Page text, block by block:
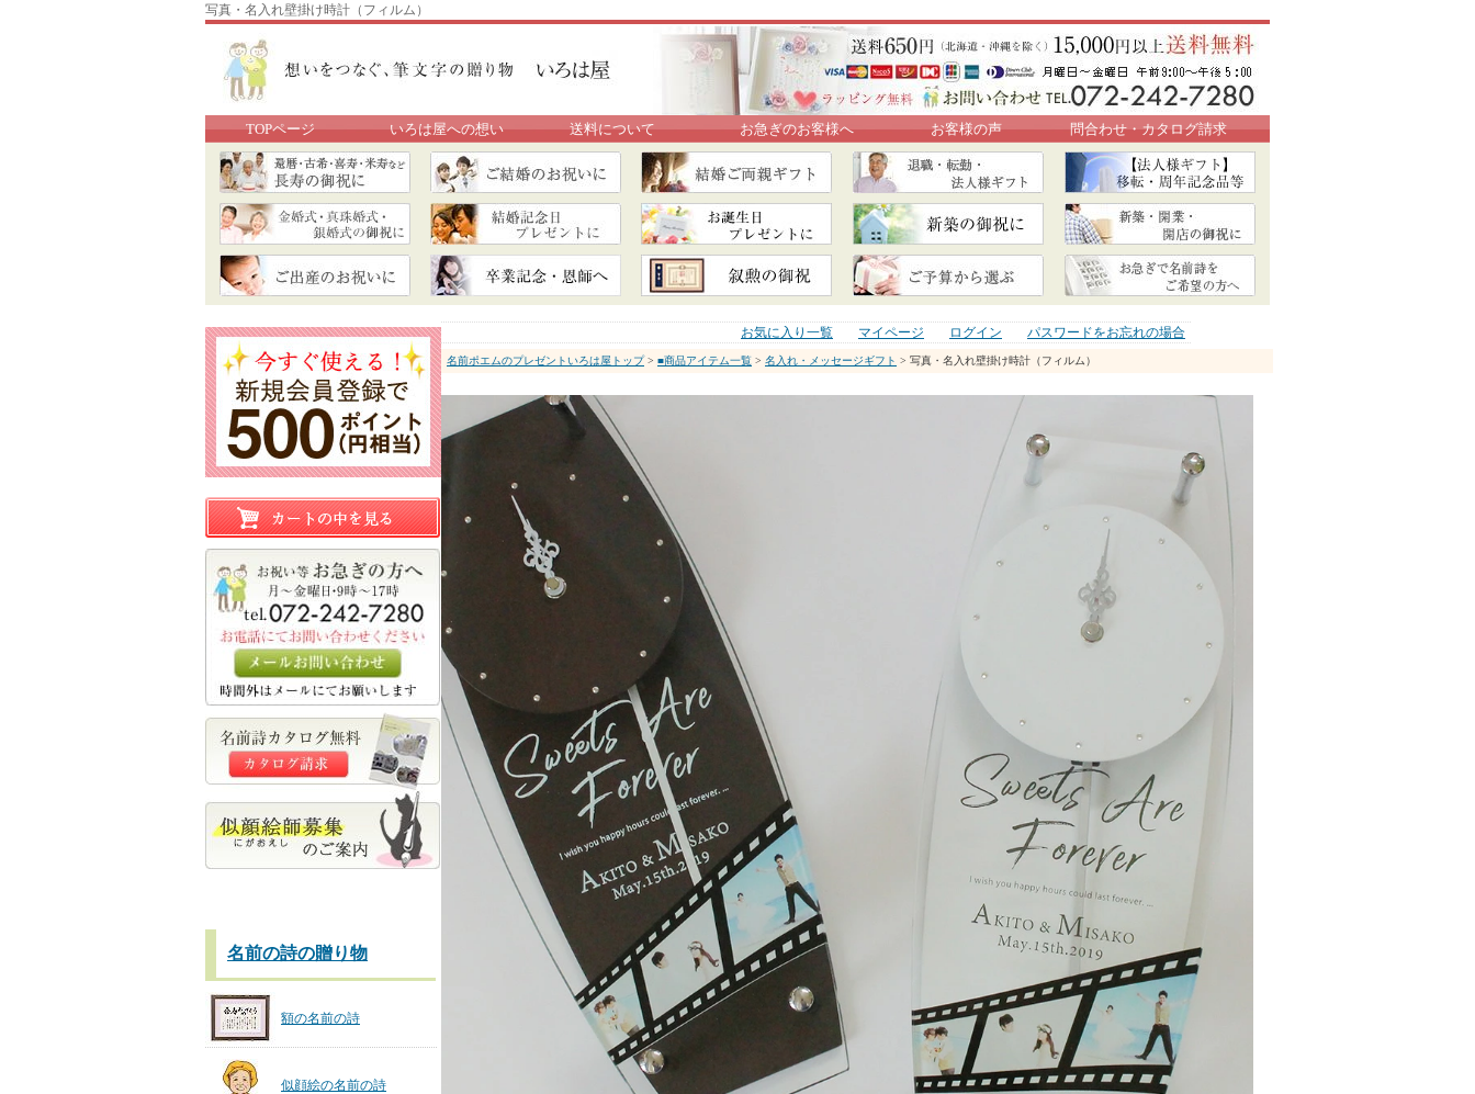
写真・名入れ壁掛け時計（フィルム）
TOPページ いろは屋への想い 送料について お急ぎのお客様へ お客様の声 問合わせ・カタログ請求
名前の詩の贈り物
額の名前の詩
似顔絵の名前の詩
お気に入り一覧 マイページ ログイン パスワードをお忘れの場合
名前ポエムのプレゼントいろは屋トップ> ■商品アイテム一覧 > 名入れ・メッセージギフト > 写真・名入れ壁掛け時計（フィルム）